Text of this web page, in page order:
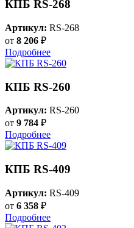
КПБ RS-268
Артикул: RS-268
от 8 206 ₽
Подробнее
КПБ RS-260
Артикул: RS-260
от 9 784 ₽
Подробнее
КПБ RS-409
Артикул: RS-409
от 6 358 ₽
Подробнее